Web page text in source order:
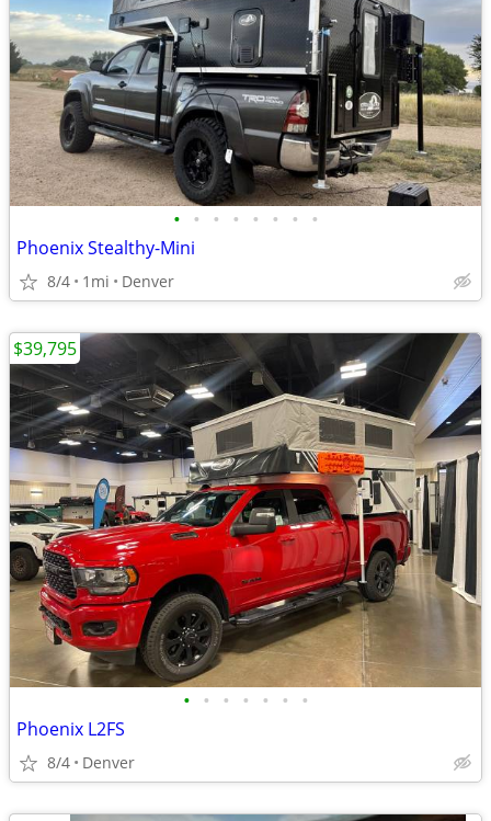
• • • • • • • •
Phoenix Stealthy-Mini
8/4 1mi Denver
• • • • • • •
Phoenix L2FS
8/4 Denver
$39,795